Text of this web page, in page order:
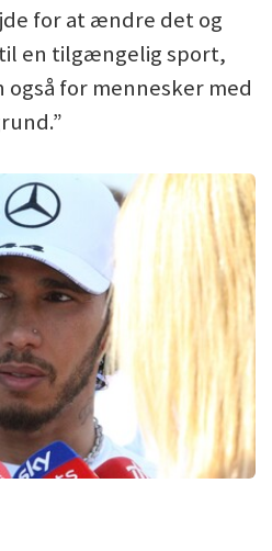
for at ændre det og
en tilgængelig sport,
også for mennesker med